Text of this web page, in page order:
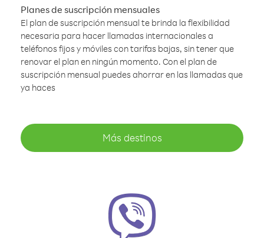
Planes de suscripción mensuales
El plan de suscripción mensual te brinda la flexibilidad
necesaria para hacer llamadas internacionales a
teléfonos fijos y móviles con tarifas bajas, sin tener que
renovar el plan en ningún momento. Con el plan de
suscripción mensual puedes ahorrar en las llamadas que
ya haces
Más destinos